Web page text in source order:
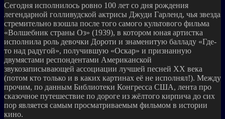
Сегодня исполнилось ровно 100 лет со дня рождения
легендарной голливудской актрисы Джуди Гарленд, чья звезда
стремительно взошла после того самого культового фильма
«Волшебник страны Оз» (1939), в котором юная артистка
исполнила роль девочки Дороти и знаменитую балладу «Где-
то над радугой», получившую «Оскар» и признанную
двумястами респондентами Американской
звукозаписывающей ассоциации лучшей песней XX века
(потом кто только и в каких картинах её не исполнял!). Между
прочим, по данным Библиотеки Конгресса США, лента про
сказочное путешествие по дороге из жёлтого кирпича до сих
пор является самым просматриваемым фильмом в истории
кино.